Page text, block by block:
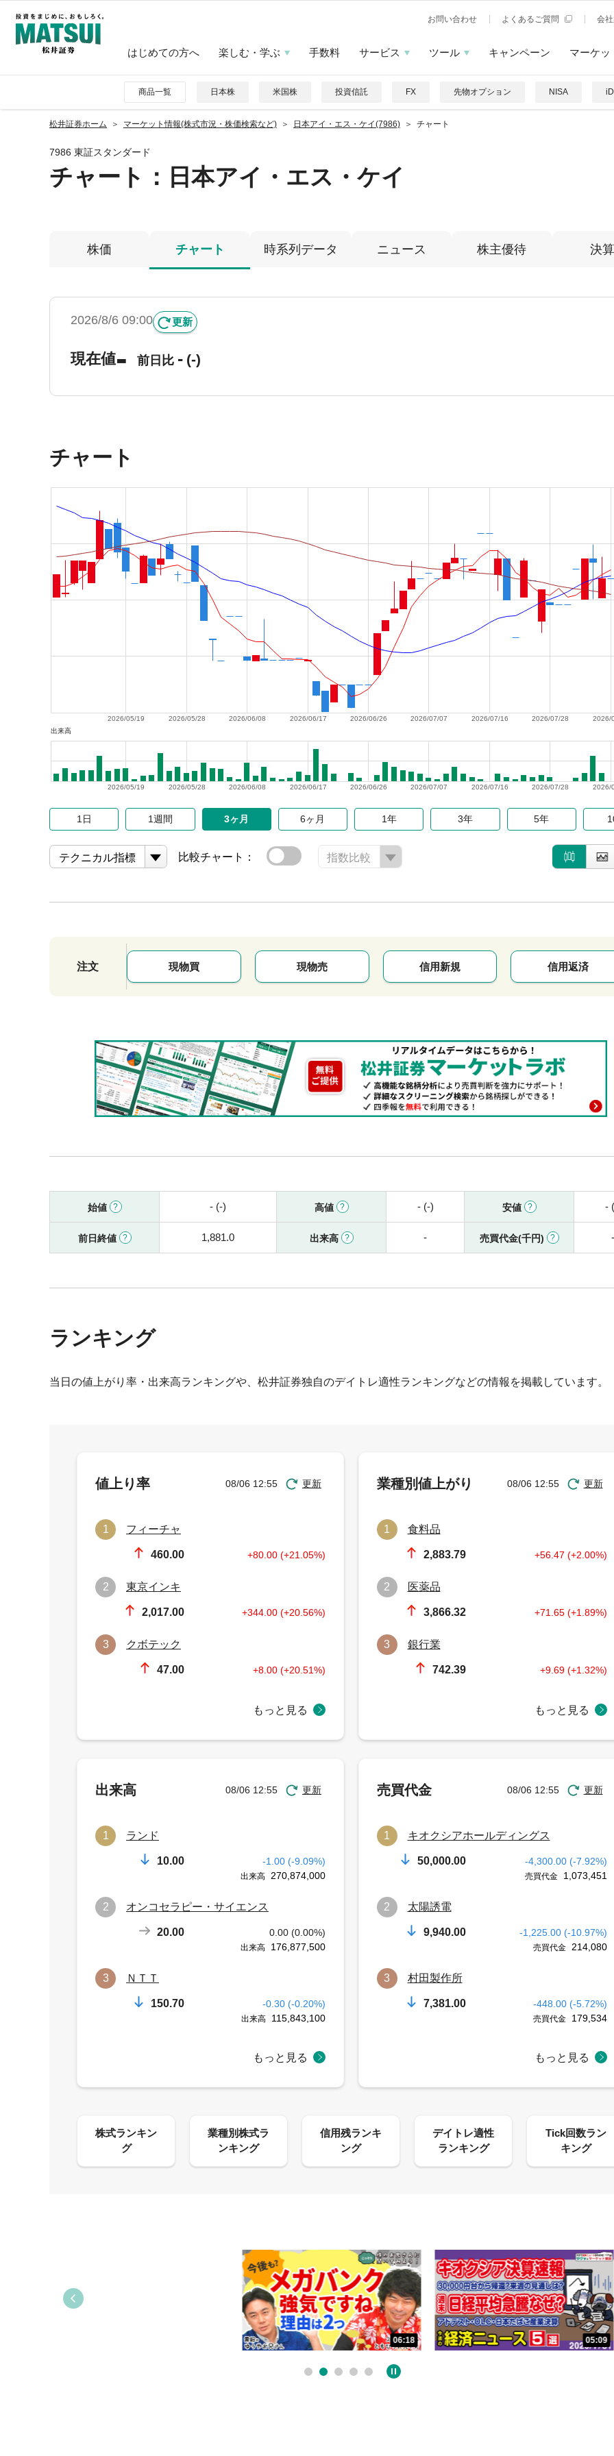
お問い合わせ よくあるご質問 会
はじめての方へ 楽しむ・学ぶ 手数料 サービス ツール キャンペーン マーケッ
商品一覧 日本株 米国株 投資信託 FX 先物オプション NISA
松井証券ホーム マーケット情報(株式市況・株価検索など) 日本アイ・エス・ケイ(7986) チャート
7986 東証スタンダード
チャート： 日本アイ・エス・ケイ
株価 チャート 時系列データ ニュース 株主優待 決算
2026/8/6 09:00 更新
現在値- 前日比 - (-)
チャート
2026/
2026/07/28
2026/07/16
2026/07/07
2026/06/26
2026/06/17
2026/06/08
2026/05/28
2026/05/19
出来高
2026/
2026/07/28
2026/07/16
2026/07/07
2026/06/26
2026/06/17
2026/06/08
2026/05/28
2026/05/19
1日 1週間 3ヶ月 6ヶ月 1年 3年 5年
テクニカル指標 比較チャート： 指数比較
注文 現物買 現物売 信用新規 信用返済
始値 - (-) 高値 - (-) 安値 -
前日終値 1,881.0 出来高 - 売買代金(千円) -
ランキング
当日の値上がり率・出来高ランキングや、松井証券独自のデイトレ適性ランキングなどの情報を掲載しています。
05:09 32:02